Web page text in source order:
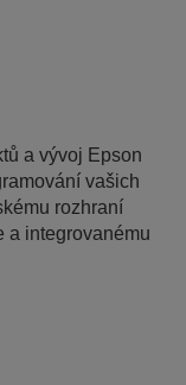
a vývoj Epson
vašich
rozhraní
a integrovanému